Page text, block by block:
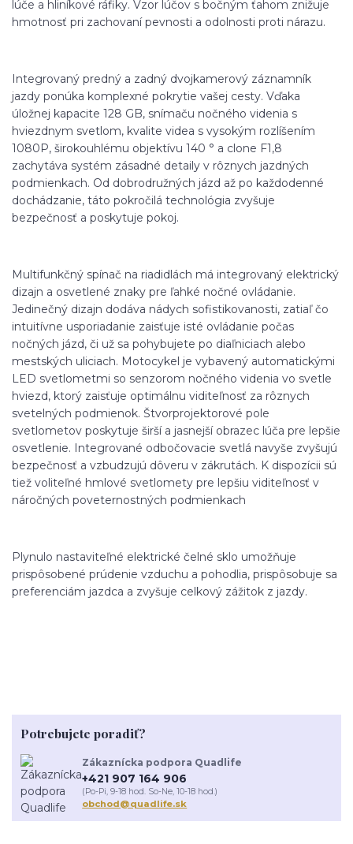
lúče a hliníkové ráfiky. Vzor lúčov s bočným ťahom znižuje
hmotnosť pri zachovaní pevnosti a odolnosti proti nárazu.
Integrovaný predný a zadný dvojkamerový záznamník
jazdy ponúka komplexné pokrytie vašej cesty. Vďaka
úložnej kapacite 128 GB, snímaču nočného videnia s
hviezdnym svetlom, kvalite videa s vysokým rozlíšením
1080P, širokouhlému objektívu 140 ° a clone F1,8
zachytáva systém zásadné detaily v rôznych jazdných
podmienkach. Od dobrodružných jázd až po každodenné
dochádzanie, táto pokročilá technológia zvyšuje
bezpečnosť a poskytuje pokoj.
Multifunkčný spínač na riadidlách má integrovaný elektrický
dizajn a osvetlené znaky pre ľahké nočné ovládanie.
Jedinečný dizajn dodáva nádych sofistikovanosti, zatiaľ čo
intuitívne usporiadanie zaisťuje isté ovládanie počas
nočných jázd, či už sa pohybujete po diaľniciach alebo
mestských uliciach. Motocykel je vybavený automatickými
LED svetlometmi so senzorom nočného videnia vo svetle
hviezd, ktorý zaisťuje optimálnu viditeľnosť za rôznych
svetelných podmienok. Štvorprojektorové pole
svetlometov poskytuje širší a jasnejší obrazec lúča pre lepšie
osvetlenie. Integrované odbočovacie svetlá navyše zvyšujú
bezpečnosť a vzbudzujú dôveru v zákrutách. K dispozícii sú
tiež voliteľné hmlové svetlomety pre lepšiu viditeľnosť v
náročných poveternostných podmienkach
Plynulo nastaviteľné elektrické čelné sklo umožňuje
prispôsobené prúdenie vzduchu a pohodlia, prispôsobuje sa
preferenciám jazdca a zvyšuje celkový zážitok z jazdy.
Potrebujete poradiť?
Zákaznícka podpora Quadlife
+421 907 164 906
(Po-Pi, 9-18 hod. So-Ne, 10-18 hod.)
obchod@quadlife.sk